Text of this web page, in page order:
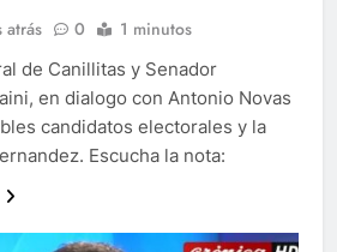
atrás 0 1 minutos
de Canillitas y Senador
en dialogo con Antonio Novas
candidatos electorales y la
Escucha la nota: